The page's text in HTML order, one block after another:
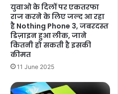
युवाओ के दिलों पर एकतरफा
राज करने के लिए जल्द आ रहा
है Nothing Phone 3, जबरदस्त
डिज़ाइन हुआ लीक, जाने
कितनी हो सकती है इसकी
कीमत
11 June 2025